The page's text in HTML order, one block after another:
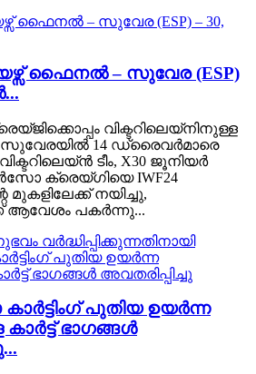
ഫൈനൽ – സുവേര (ESP)
വിക്ടറിലെയ്‌നിനുള്ള
സുവേരയിൽ 14 ഡ്രൈവർമാരെ
ടീം, X30 ജൂനിയർ
ക്രെയ്‌ഗിയെ IWF24
മുകളിലേക്ക് നയിച്ചു,
ആവേശം പകർന്നു...
പുതിയ ഉയർന്ന
ഭാഗങ്ങൾ